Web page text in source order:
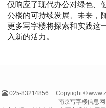
仅响应了现代办公对绿色、
公楼的可持续发展。未来，
更多写字楼将探索和实践这
入新的活力。
025-83214856
Copyright ©
南京写字楼信息